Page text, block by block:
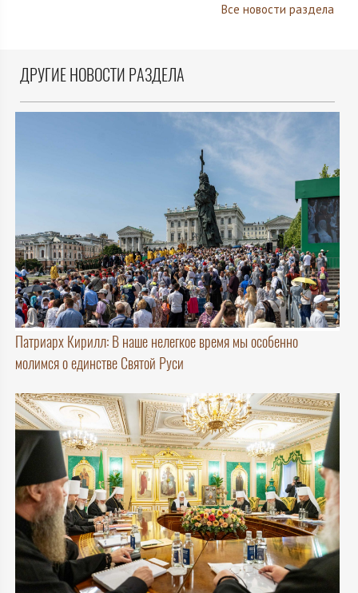
Все новости раздела
ДРУГИЕ НОВОСТИ РАЗДЕЛА
Патриарх Кирилл: В наше нелегкое время мы особенно
молимся о единстве Святой Руси